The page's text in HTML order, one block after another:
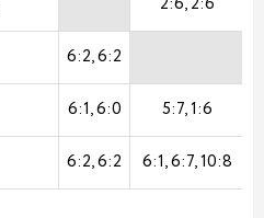
2:6 2:6
6:2 6:2
6:1 6:0 5:7 1:6
6:2 6:2 6:1 6:7 10:8